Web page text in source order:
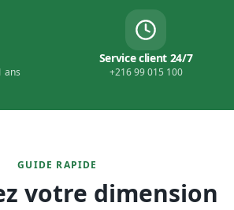
ans
Service client 24/7
+216 99 015 100
GUIDE RAPIDE
votre dimension